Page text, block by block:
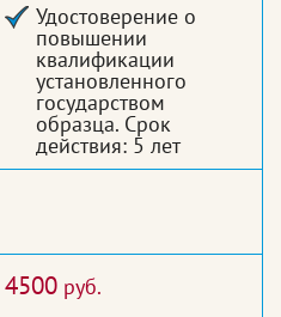
Удостоверение о
повышении
квалификации
установленного
государством
образца. Срок
действия: 5 лет
4500 руб.